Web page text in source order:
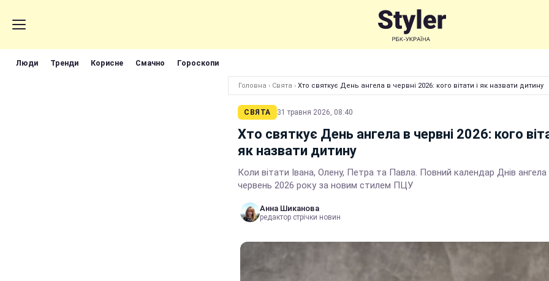
Люди Тренди Корисне Смачно Гороскопи
Головна › Свята › Хто святкує День ангела в червні 2026: кого вітати і як назвати дитину
СВЯТА 31 травня 2026, 08:40
Хто святкує День ангела в червні 2026: кого
як назвати дитину
Коли вітати Івана, Олену, Петра та Павла. Повний календар Днів ангела
червень 2026 року за новим стилем ПЦУ
Анна Шиканова
редактор стрічки новин